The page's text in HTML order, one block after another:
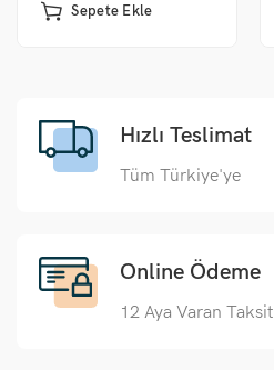
Sepete Ekle
Hızlı Teslimat
Tüm Türkiye'ye
Online Ödeme
12 Aya Varan Taksit